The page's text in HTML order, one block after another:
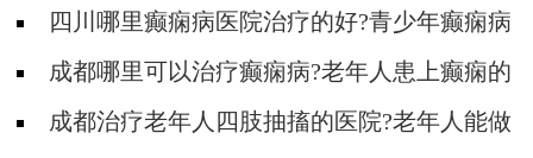
四川哪里癫痫病医院治疗的好?青少年癫痫病
患者应该怎么自我护理?
成都哪里可以治疗癫痫病?老年人患上癫痫的
原因是什么?
成都治疗老年人四肢抽搐的医院?老年人能做